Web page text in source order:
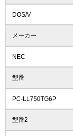
DOS/V
メーカー
NEC
型番
PC-LL750TG6P
型番2